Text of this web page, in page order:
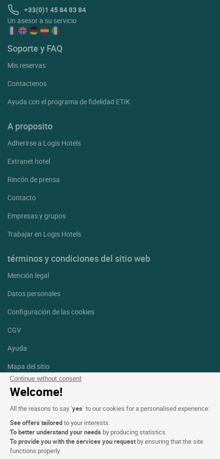
Continue without consent
Welcome!
All the reasons to say ‘yes’ to our cookies for a personalised experience:
See offers tailoredto your interests.
To better understand your needs by producing statistics.
To provide you with the services you request by ensuring that the site
functions properly.
+33(0)1 45 84 83 84
Un asesor a su servicio
Soporte y FAQ
Mis reservas
Contactenos
Ayuda con el programa de fidelidad ETIK
A proposito
Adherirse a Logis Hotels
Extranet hotel
Rincón de prensa
Contacto
Empresas y grupos
Trabajar en Logis Hotels
términos y condiciones del sitio web
Mención legal
Datos personales
Configuración de las cookies
CGV
Ayuda
Mapa del sitio
Créditos
fotografías
Facebook
Linkedin